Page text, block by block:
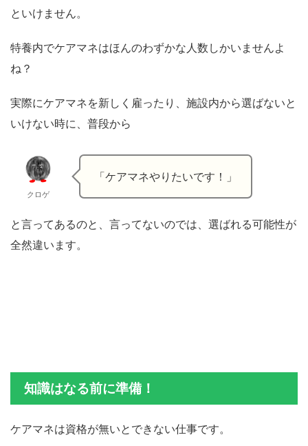
といけません。
特養内でケアマネはほんのわずかな人数しかいませんよ
ね？
実際にケアマネを新しく雇ったり、施設内から選ばないと
いけない時に、普段から
クロゲ
「ケアマネやりたいです！」
と言ってあるのと、言ってないのでは、選ばれる可能性が
全然違います。
知識はなる前に準備！
ケアマネは資格が無いとできない仕事です。